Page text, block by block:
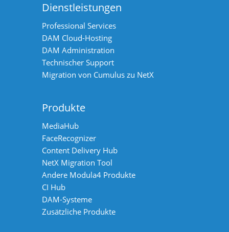
Dienstleistungen
Professional Services
DAM Cloud-Hosting
DAM Administration
Technischer Support
Migration von Cumulus zu NetX
Produkte
MediaHub
FaceRecognizer
Content Delivery Hub
NetX Migration Tool
Andere Modula4 Produkte
CI Hub
DAM-Systeme
Zusätzliche Produkte